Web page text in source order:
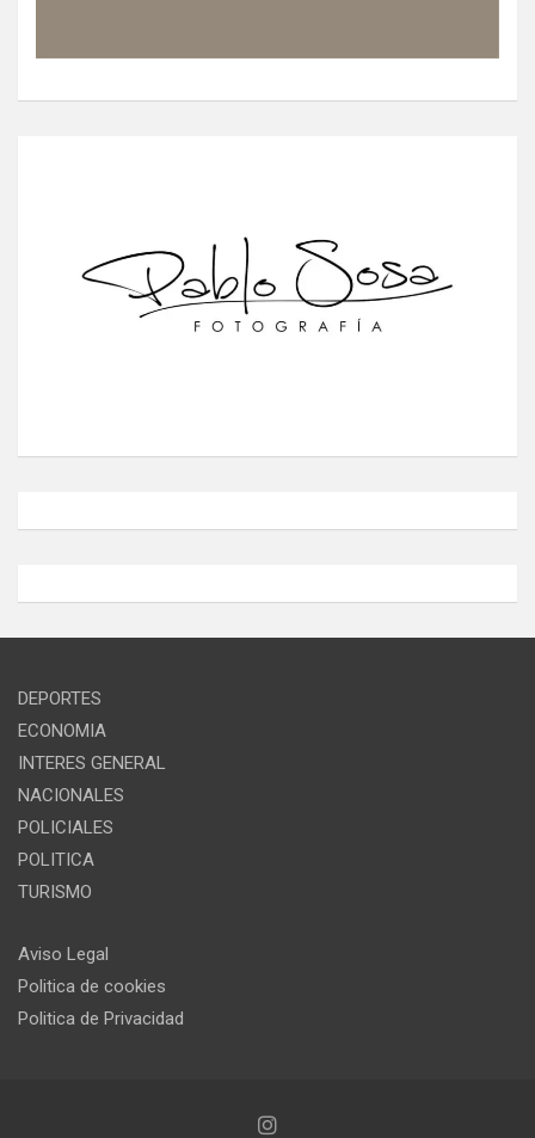
DEPORTES
ECONOMIA
INTERES GENERAL
NACIONALES
POLICIALES
POLITICA
TURISMO
Aviso Legal
Politica de cookies
Politica de Privacidad